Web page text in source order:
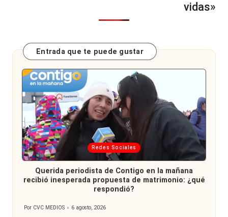
vidas»
Entrada que te puede gustar
Publicada
en
Redes Sociales
Querida periodista de Contigo en la mañana
recibió inesperada propuesta de matrimonio: ¿qué
respondió?
Publicado
Por CVC MEDIOS 6 agosto, 2026